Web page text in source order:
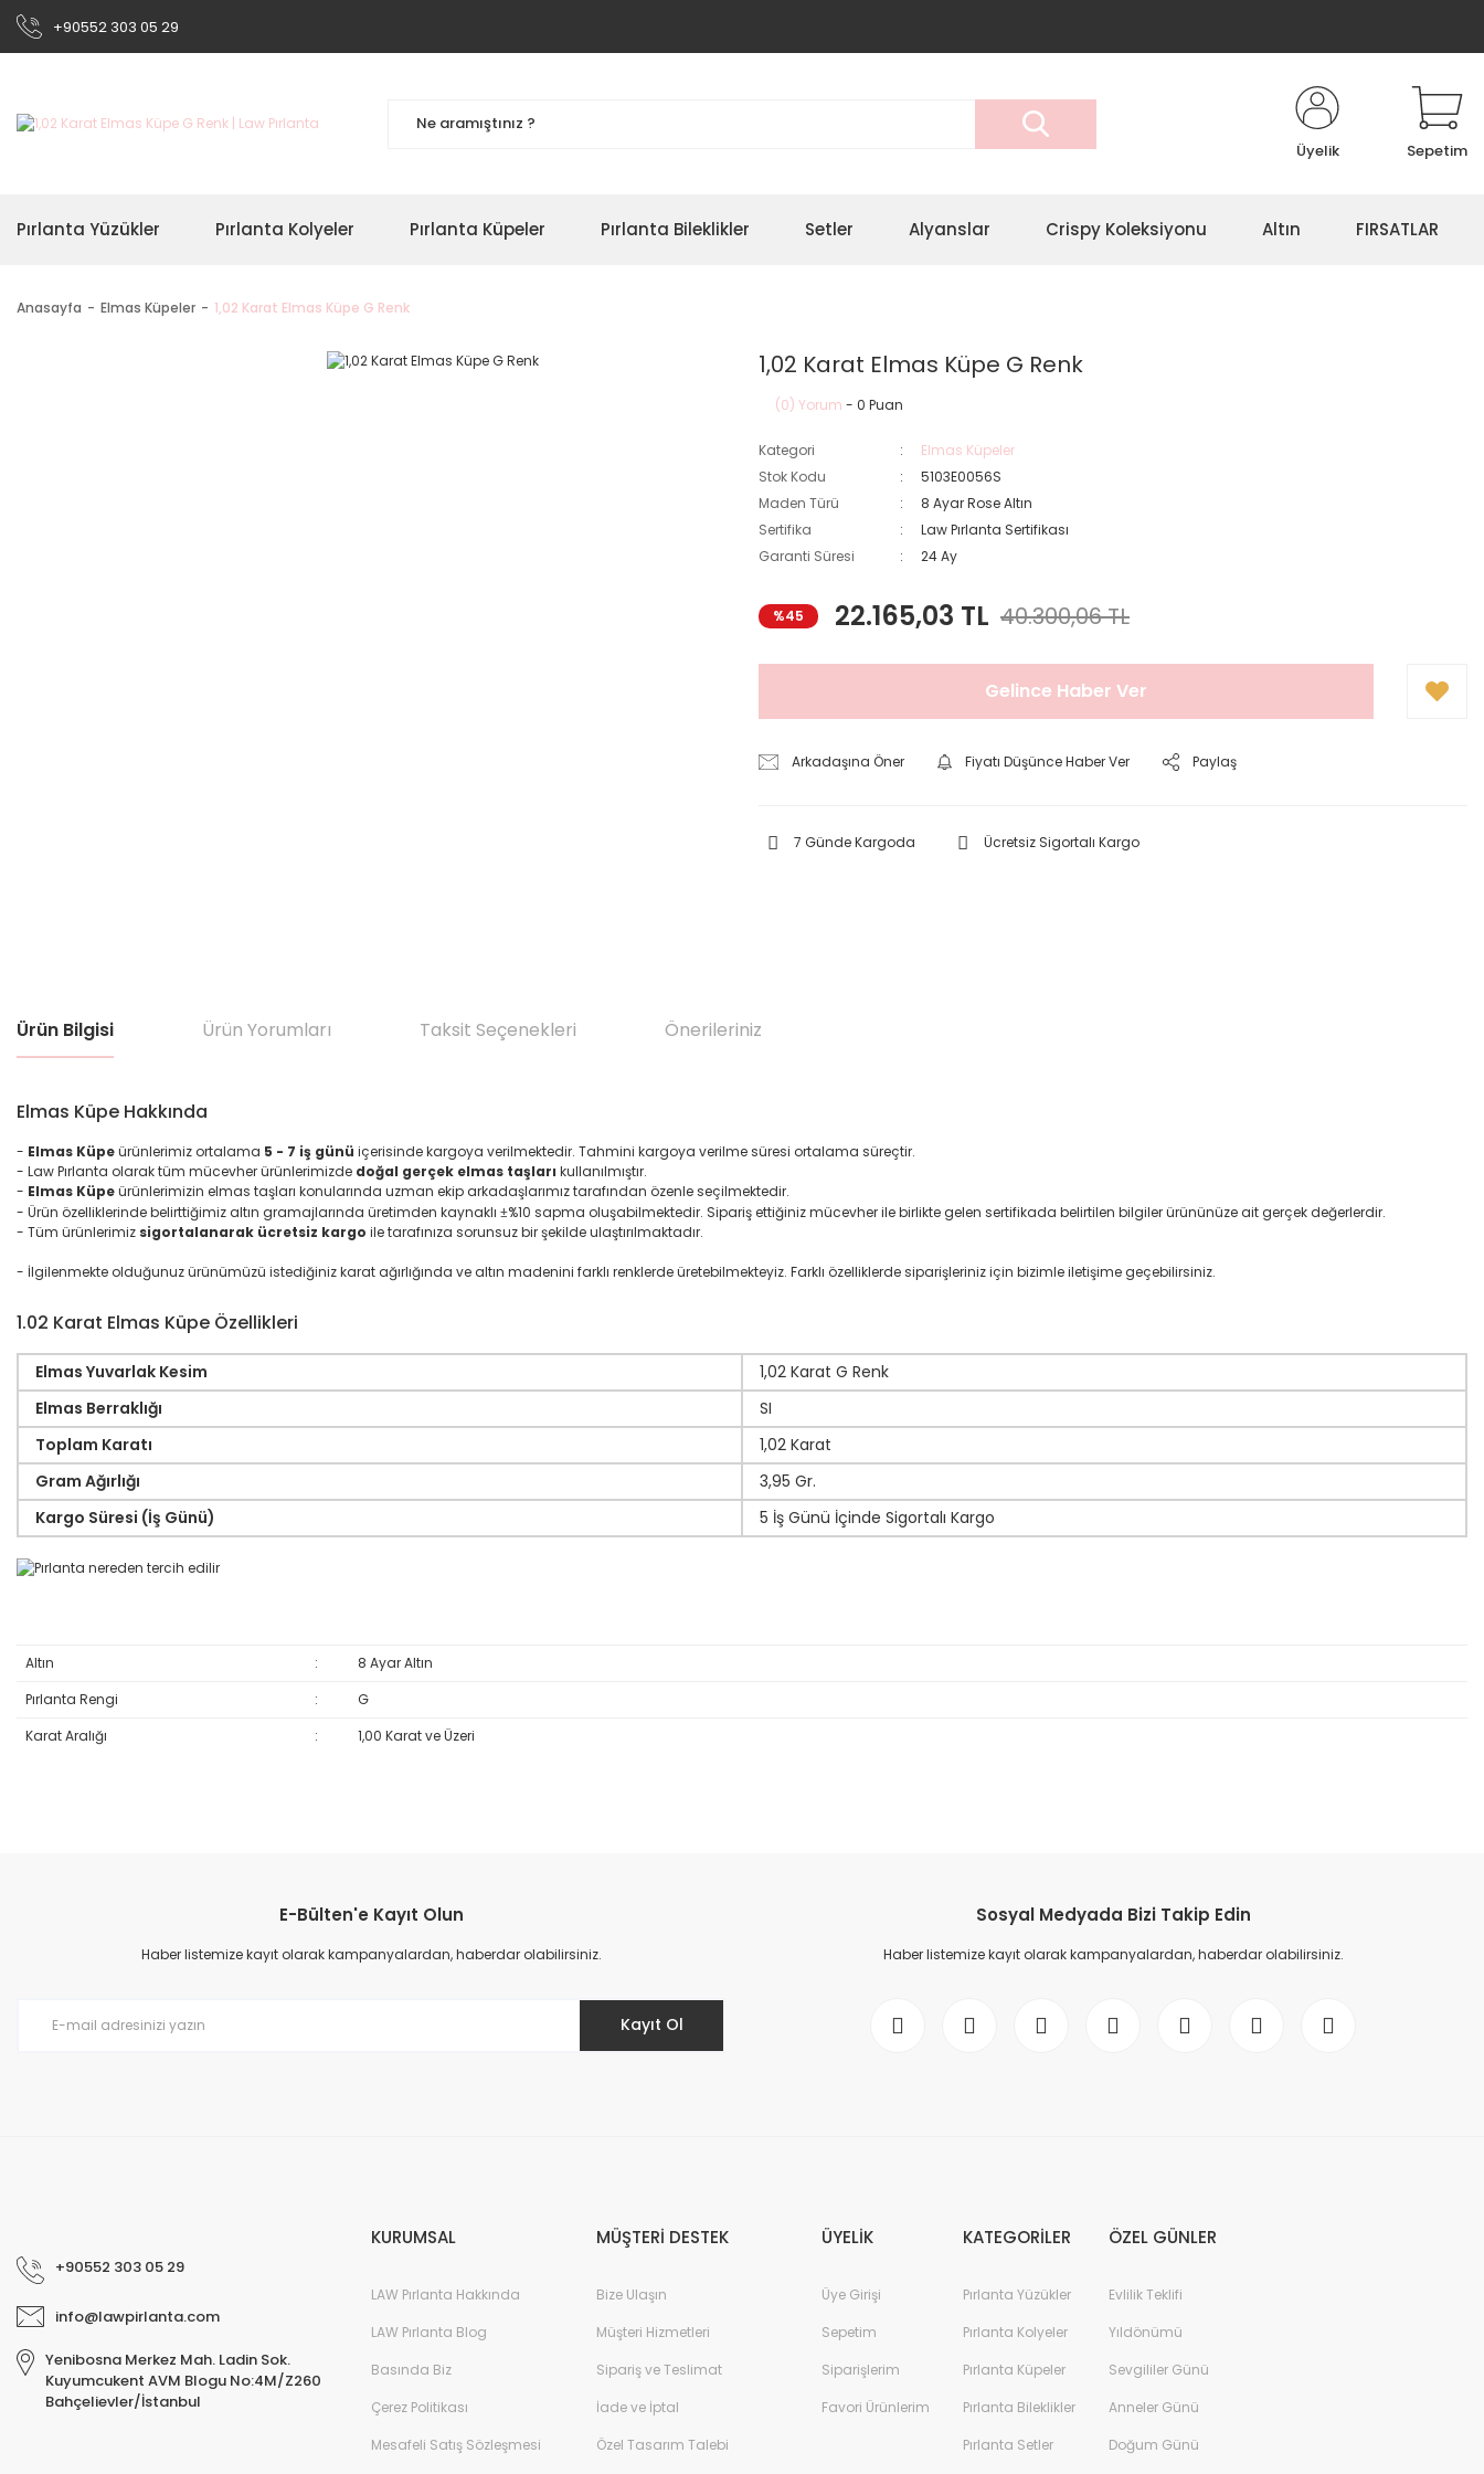
+90552 303 05 29
Üyelik Sepetim
Pırlanta Yüzükler Pırlanta Kolyeler Pırlanta Küpeler Pırlanta Bileklikler Setler Alyanslar Crispy Koleksiyonu Altın FIRSATLAR
Anasayfa Elmas Küpeler 1,02 Karat Elmas Küpe G Renk
1,02 Karat Elmas Küpe G Renk
(0) Yorum - 0 Puan
Kategori
Elmas Küpeler
Stok Kodu
5103E0056S
Maden Türü
8 Ayar Rose Altın
Sertifika
Law Pırlanta Sertifikası
Garanti Süresi
24 Ay
%45 22.165,03 TL 40.300,06 TL
Gelince Haber Ver
Arkadaşına Öner Fiyatı Düşünce Haber Ver Paylaş
7 Günde Kargoda Ücretsiz Sigortalı Kargo
Ürün Bilgisi Ürün Yorumları Taksit Seçenekleri Önerileriniz
Elmas Küpe Hakkında
- Elmas Küpeürünlerimiz ortalama 5 - 7 iş günü içerisinde kargoya verilmektedir. Tahmini kargoya verilme süresi ortalama süreçtir.
- Law Pırlanta olarak tüm mücevher ürünlerimizde doğal gerçek elmas taşları kullanılmıştır.
- Elmas Küpeürünlerimizin elmas taşları konularında uzman ekip arkadaşlarımız tarafından özenle seçilmektedir.
- Ürün özelliklerinde belirttiğimiz altın gramajlarında üretimden kaynaklı ±%10 sapma oluşabilmektedir. Sipariş ettiğiniz mücevher ile birlikte gelen sertifikada belirtilen bilgiler ürününüze ait gerçek değerlerdir.
- Tüm ürünlerimiz sigortalanarak ücretsiz kargo ile tarafınıza sorunsuz bir şekilde ulaştırılmaktadır.
- İlgilenmekte olduğunuz ürünümüzü istediğiniz karat ağırlığında ve altın madenini farklı renklerde üretebilmekteyiz. Farklı özelliklerde siparişleriniz için bizimle iletişime geçebilirsiniz.
1.02 Karat Elmas Küpe Özellikleri
Elmas Yuvarlak Kesim
1,02 Karat G Renk
Elmas Berraklığı
SI
Toplam Karatı
1,02 Karat
Gram Ağırlığı
3,95 Gr.
Kargo Süresi (İş Günü)
5 İş Günü İçinde Sigortalı Kargo
Altın :
8 Ayar Altın
Pırlanta Rengi
:
G
Karat Aralığı
: 1,00 Karat ve Üzeri
Ürün resmi kalitesiz, bozuk veya görüntülenemiyor.
Ürün açıklamasında eksik bilgiler bulunuyor.
E-Bülten'e Kayıt Olun
Haber listemize kayıt olarak kampanyalardan, haberdar olabilirsiniz.
Kayıt Ol
Sosyal Medyada Bizi Takip Edin
Haber listemize kayıt olarak kampanyalardan, haberdar olabilirsiniz.
+90552 303 05 29
info@lawpirlanta.com
Yenibosna Merkez Mah. Ladin Sok.
Kuyumcukent AVM Blogu No:4M/Z260
Bahçelievler/İstanbul
KURUMSAL
LAW Pırlanta Hakkında
LAW Pırlanta Blog
Basında Biz
Çerez Politikası
Mesafeli Satış Sözleşmesi
MÜŞTERİ DESTEK
Bize Ulaşın
Müşteri Hizmetleri
Sipariş ve Teslimat
İade ve İptal
Özel Tasarım Talebi
ÜYELİK
Üye Girişi
Sepetim
Siparişlerim
Favori Ürünlerim
KATEGORİLER
Pırlanta Yüzükler
Pırlanta Kolyeler
Pırlanta Küpeler
Pırlanta Bileklikler
Pırlanta Setler
ÖZEL GÜNLER
Evlilik Teklifi
Yıldönümü
Sevgililer Günü
Anneler Günü
Doğum Günü